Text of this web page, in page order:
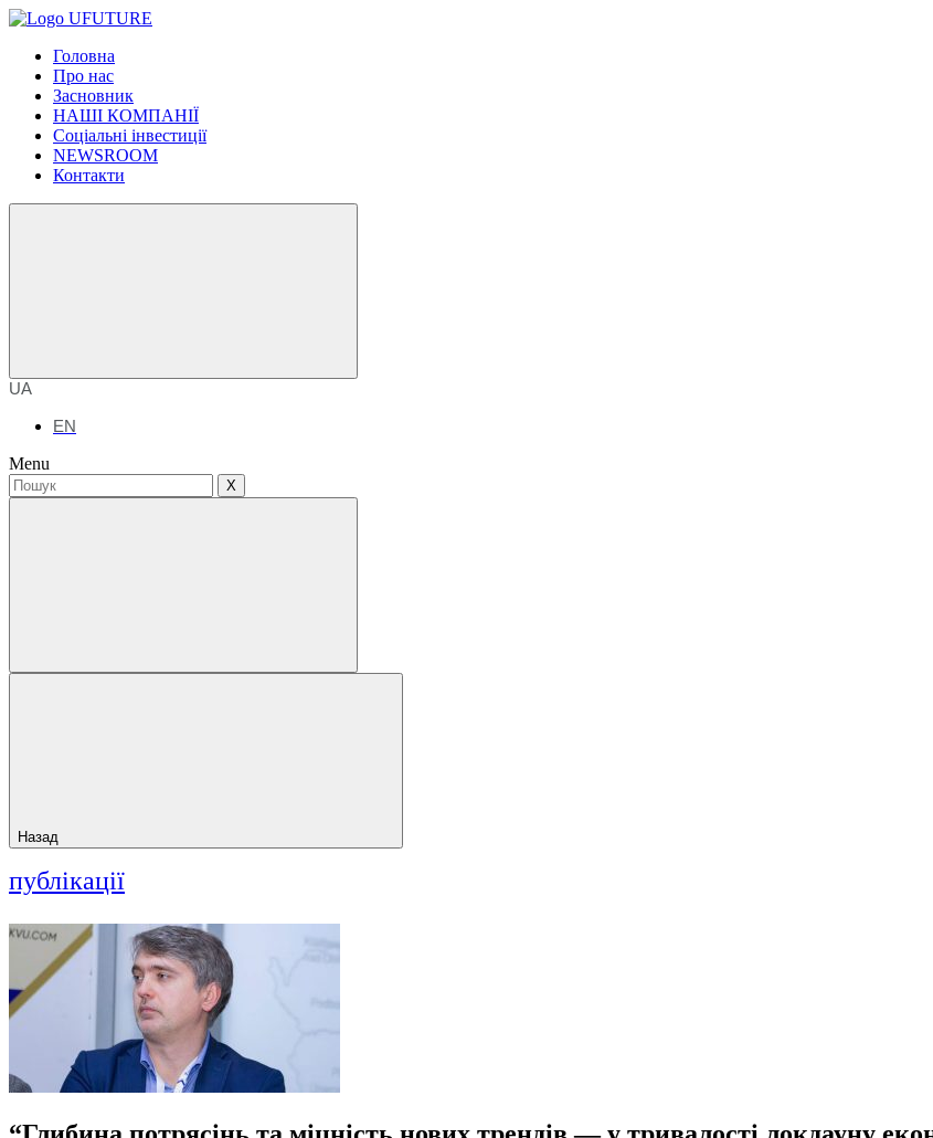
Головна
Про нас
Засновник
НАШІ КОМПАНІЇ
Соціальні інвестиції
NEWSROOM
Контакти
UA
EN
Menu
X
Назад
публікації